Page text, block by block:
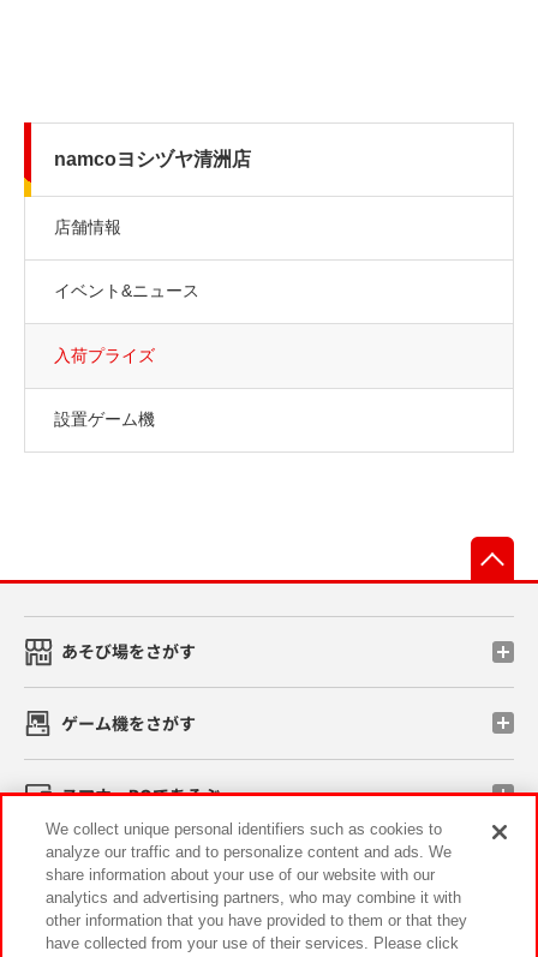
namcoヨシヅヤ清洲店
店舗情報
イベント&ニュース
入荷プライズ
設置ゲーム機
あそび場をさがす
ゲーム機をさがす
スマホ・PCであそぶ
イベント・キャンペーン
We collect unique personal identifiers such as cookies to
analyze our traffic and to personalize content and ads. We
share information about your use of our website with our
analytics and advertising partners, who may combine it with
other information that you have provided to them or that they
have collected from your use of their services. Please click